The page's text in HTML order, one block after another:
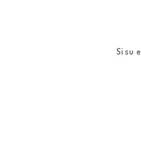
Si su